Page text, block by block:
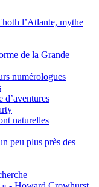
l’Atlante, mythe
de la Grande
numérologues
naturelles
peu plus près des